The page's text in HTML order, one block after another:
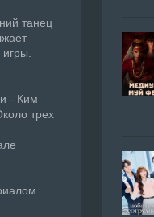
танец
- Ким
трех